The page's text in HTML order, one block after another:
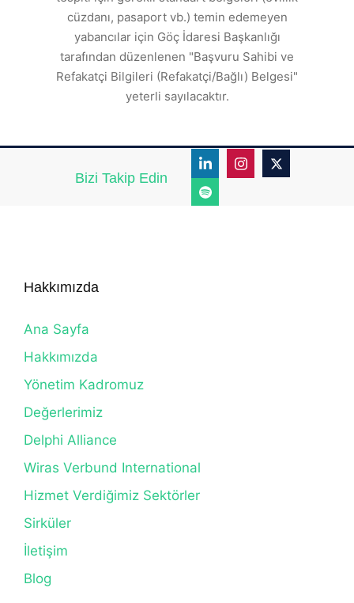
cüzdanı, pasaport vb.) temin edemeyen
yabancılar için Göç İdaresi Başkanlığı
tarafından düzenlenen "Başvuru Sahibi ve
Refakatçi Bilgileri (Refakatçi/Bağlı) Belgesi"
yeterli sayılacaktır.
Bizi Takip Edin
Hakkımızda
Ana Sayfa
Hakkımızda
Yönetim Kadromuz
Değerlerimiz
Delphi Alliance
Wiras Verbund International
Hizmet Verdiğimiz Sektörler
Sirküler
İletişim
Blog